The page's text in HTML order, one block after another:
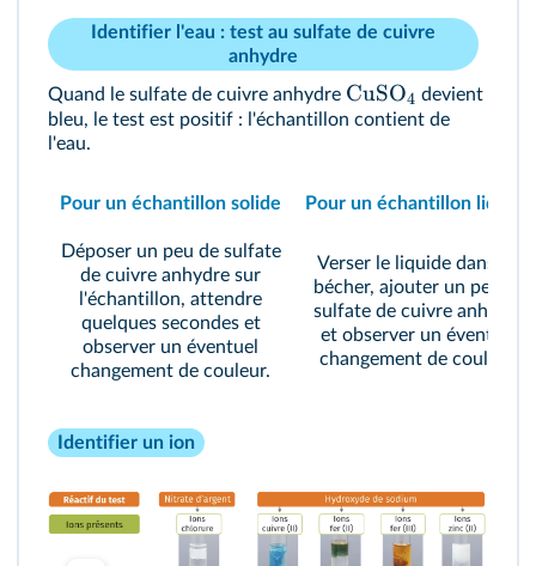
Identifier l'eau : test au sulfate de cuivre
anhydre
Quand le sulfate de cuivre anhydre CuSO4 devient
bleu, le test est positif : l'échantillon contient de
l'eau.
Pour un échantillon solide Pour un échantillon liquide
Déposer un peu de sulfate
de cuivre anhydre sur
l'échantillon, attendre
quelques secondes et
observer un éventuel
changement de couleur.
Verser le liquide dans un
bécher, ajouter un peu de
sulfate de cuivre anhydre
et observer un éventuel
changement de couleur.
Identifier un ion